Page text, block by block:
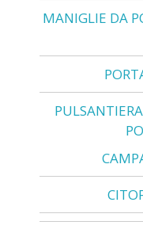
MANIGLIE DA